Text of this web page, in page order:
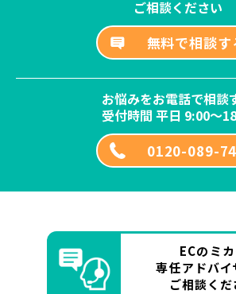
ご相談ください
無料で相談す
お悩みをお電話で相談
受付時間 平日 9:00～
0120-089-
ECのミ
専任アドバイ
ご相談くだ